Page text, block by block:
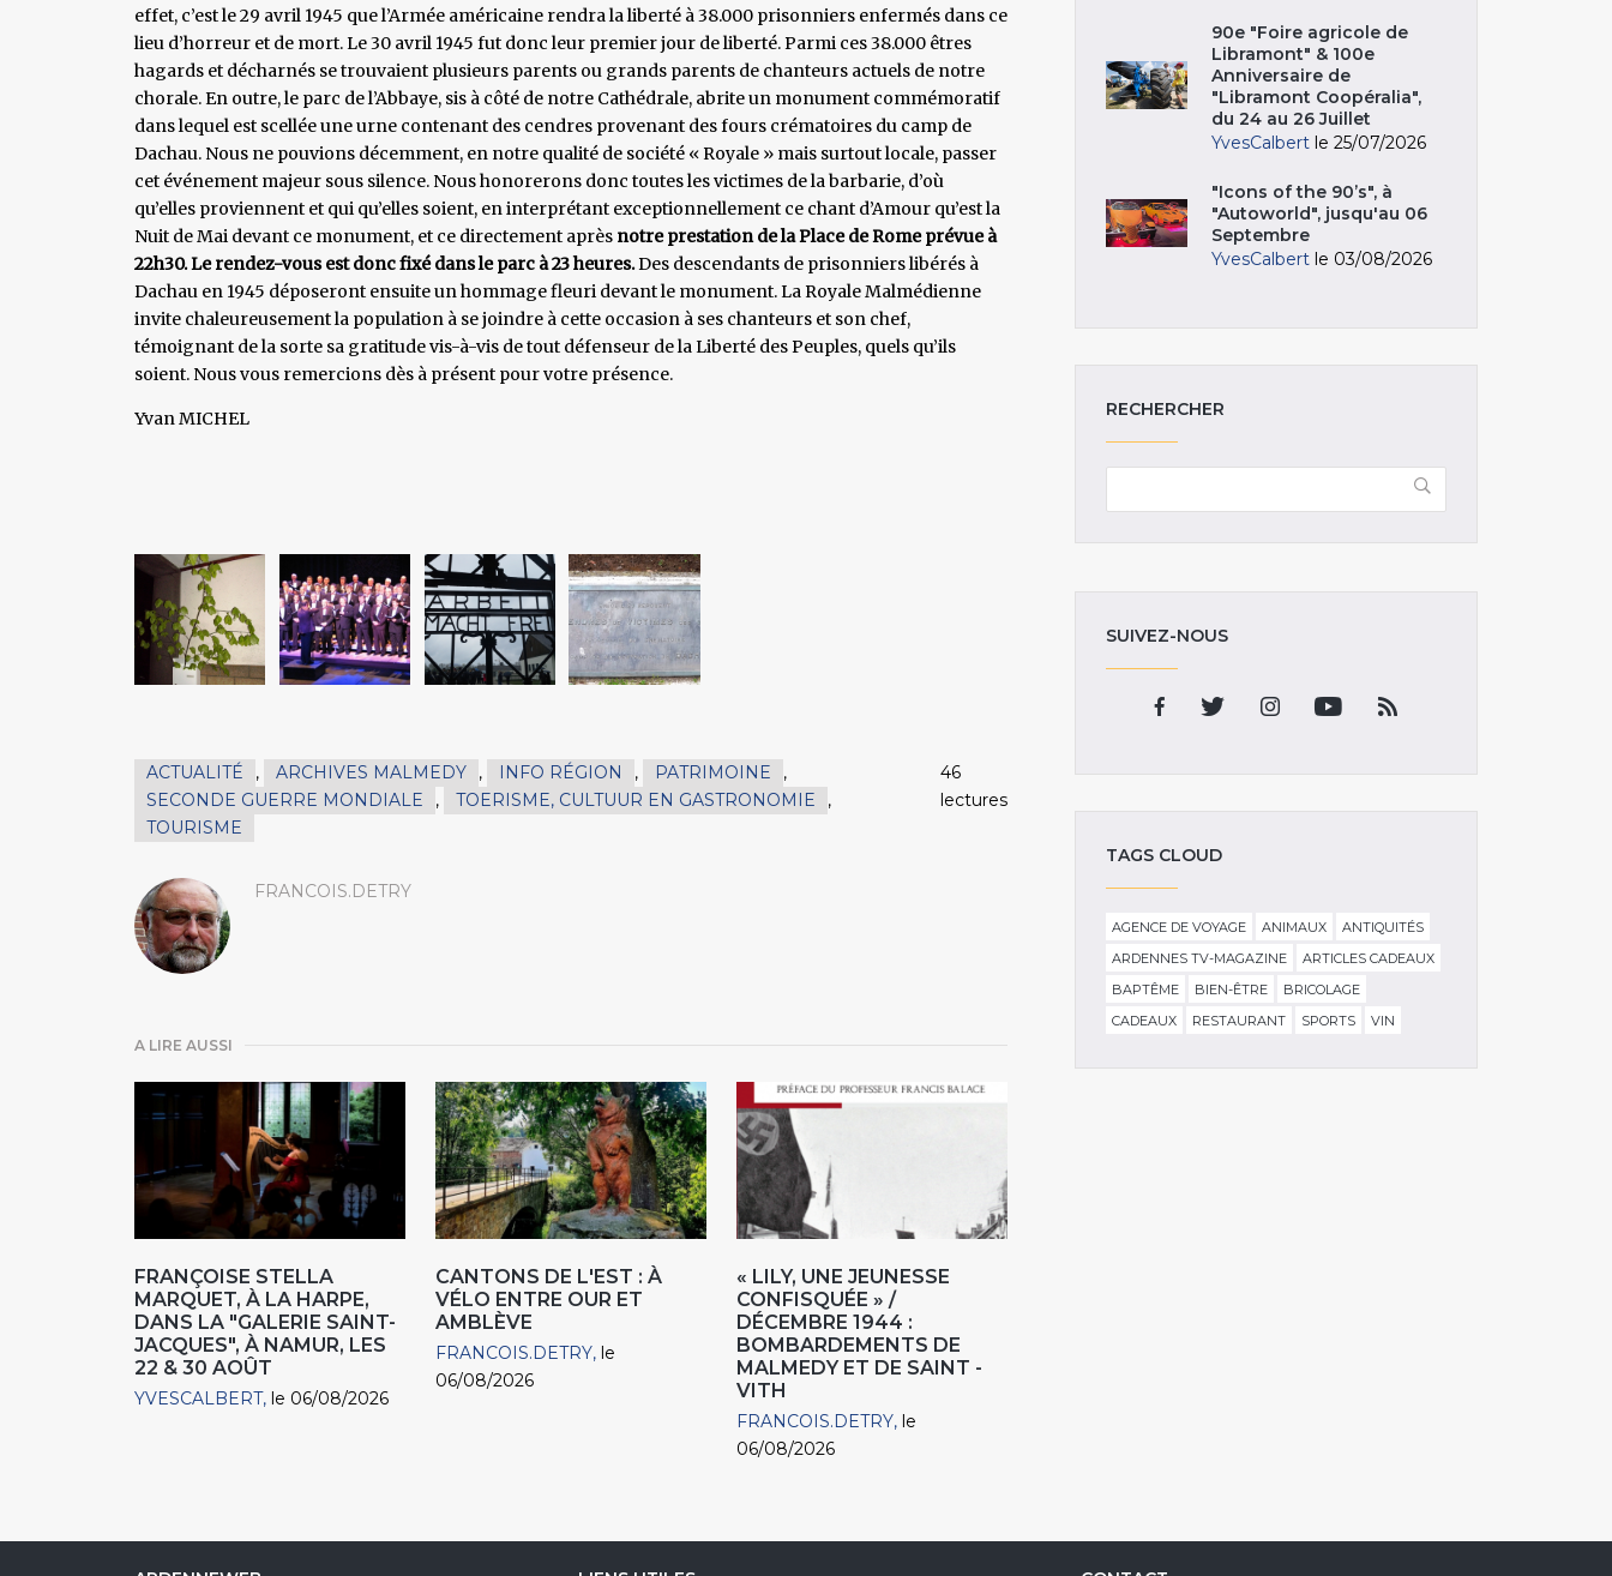
effet, c’est le 29 avril 1945 que l’Armée américaine rendra la liberté à 38.000 prisonniers enfermés dans ce
lieu d’horreur et de mort. Le 30 avril 1945 fut donc leur premier jour de liberté. Parmi ces 38.000 êtres
hagards et décharnés se trouvaient plusieurs parents ou grands parents de chanteurs actuels de notre
chorale. En outre, le parc de l’Abbaye, sis à côté de notre Cathédrale, abrite un monument commémoratif
dans lequel est scellée une urne contenant des cendres provenant des fours crématoires du camp de
Dachau. Nous ne pouvions décemment, en notre qualité de société « Royale » mais surtout locale, passer
cet événement majeur sous silence. Nous honorerons donc toutes les victimes de la barbarie, d’où
qu’elles proviennent et qui qu’elles soient, en interprétant exceptionnellement ce chant d’Amour qu’est la
Nuit de Mai devant ce monument, et ce directement après notre prestation de la Place de Rome prévue à
22h30. Le rendez-vous est donc fixé dans le parc à 23 heures.Des descendants de prisonniers libérés à
Dachau en 1945 déposeront ensuite un hommage fleuri devant le monument. La Royale Malmédienne
invite chaleureusement la population à se joindre à cette occasion à ses chanteurs et son chef,
témoignant de la sorte sa gratitude vis-à-vis de tout défenseur de la Liberté des Peuples, quels qu’ils
soient. Nous vous remercions dès à présent pour votre présence.
Yvan MICHEL
ACTUALITÉ , ARCHIVES MALMEDY , INFO RÉGION , PATRIMOINE
,
SECONDE GUERRE MONDIALE
, TOERISME, CULTUUR EN GASTRONOMIE
,
TOURISME
46
lectures
FRANCOIS.DETRY
A LIRE AUSSI
FRANÇOISE STELLA
MARQUET, À LA HARPE,
DANS LA "GALERIE SAINT-
JACQUES", À NAMUR, LES
22 & 30 AOÛT
YVESCALBERT le 06/08/2026
CANTONS DE L'EST : À
VÉLO ENTRE OUR ET
AMBLÈVE
FRANCOIS.DETRY le
06/08/2026
« LILY, UNE JEUNESSE
CONFISQUÉE » /
DÉCEMBRE 1944 :
BOMBARDEMENTS DE
MALMEDY ET DE SAINT -
VITH
FRANCOIS.DETRY le
06/08/2026
90e "Foire agricole de
Libramont" & 100e
Anniversaire de
"Libramont Coopéralia",
du 24 au 26 Juillet
YvesCalbert le 25/07/2026
"Icons of the 90’s", à
"Autoworld", jusqu'au 06
Septembre
YvesCalbert le 03/08/2026
RECHERCHER
SUIVEZ-NOUS
TAGS CLOUD
AGENCE DE VOYAGE ANIMAUX
ANTIQUITÉS
ARDENNES TV-MAGAZINE
ARTICLES CADEAUX
BAPTÊME
BIEN-ÊTRE
BRICOLAGE
CADEAUX
RESTAURANT SPORTS VIN